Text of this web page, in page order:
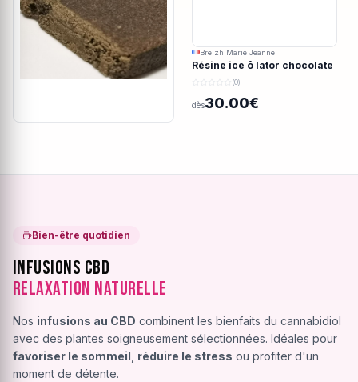
Breizh Marie Jeanne
Résine ice ô lator chocolate
covered strawberry CBD
(0)
dès30.00€
Bien-être quotidien
Infusions CBD
Relaxation Naturelle
Nos infusions au CBD combinent les bienfaits du cannabidiol
avec des plantes soigneusement sélectionnées. Idéales pour
favoriser le sommeil réduire le stress ou profiter d'un
moment de détente.